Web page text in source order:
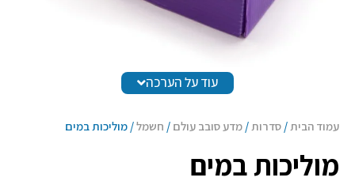
עוד על הערכה
עמוד הבית/ סדרות/ מדע סובב עולם / חשמל/ מוליכות במים
מוליכות במים